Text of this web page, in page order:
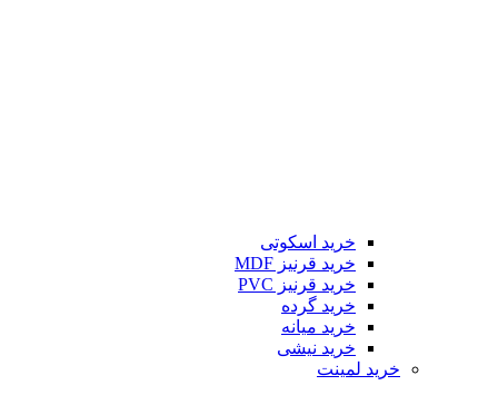
خرید اسکوتی
خرید قرنیز MDF
خرید قرنیز PVC
خرید گرده
خرید میانه
خرید نیشی
خرید لمینت